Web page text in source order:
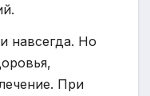
навсегда. Но
При